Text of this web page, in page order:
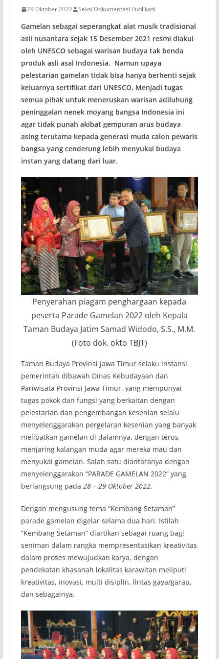
29 Oktober 2022 Seksi Dokumentasi Publikasi
Gamelan sebagai seperangkat alat musik tradisional
asli nusantara sejak 15 Desember 2021 resmi diakui
oleh UNESCO sebagai warisan budaya tak benda
produk asli asal Indonesia. Namun upaya
pelestarian gamelan tidak bisa hanya berhenti sejak
keluarnya sertifikat dari UNESCO. Menjadi tugas
semua pihak untuk meneruskan warisan adiluhung
peninggalan nenek moyang bangsa Indonesia ini
agar tidak punah akibat gempuran arus budaya
asing terutama kepada generasi muda calon pewaris
bangsa yang cenderung lebih menyukai budaya
instan yang datang dari luar.
Penyerahan piagam penghargaan kepada
peserta Parade Gamelan 2022 oleh Kepala
Taman Budaya Jatim Samad Widodo, S.S., M.M.
(Foto dok. okto TBJT)
Taman Budaya Provinsi Jawa Timur selaku instansi
pemerintah dibawah Dinas Kebudayaan dan
Pariwisata Provinsi Jawa Timur, yang mempunyai
tugas pokok dan fungsi yang berkaitan dengan
pelestarian dan pengembangan kesenian selalu
menyelenggarakan pergelaran kesenian yang banyak
melibatkan gamelan di dalamnya, dengan terus
menjaring kalangan muda agar mereka mau dan
menyukai gamelan. Salah satu diantaranya dengan
menyelenggarakan “PARADE GAMELAN 2022” yang
berlangsung pada 28 – 29 Oktober 2022.
Dengan mengusung tema “Kembang Setaman”
parade gamelan digelar selama dua hari. Istilah
“Kembang Setaman” diartikan sebagai ruang bagi
seniman dalam rangka mempresentasikan kreativitas
dalam proses mewujudkan karya, dengan
pendekatan khasanah lokalitas karawitan meliputi
kreativitas, inovasi, multi disiplin, lintas gaya/garap,
dan sebagainya.